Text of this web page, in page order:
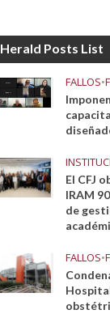
Herald Posts List
FALLOS•
El CFJ
IRAM
de
FALLOS•